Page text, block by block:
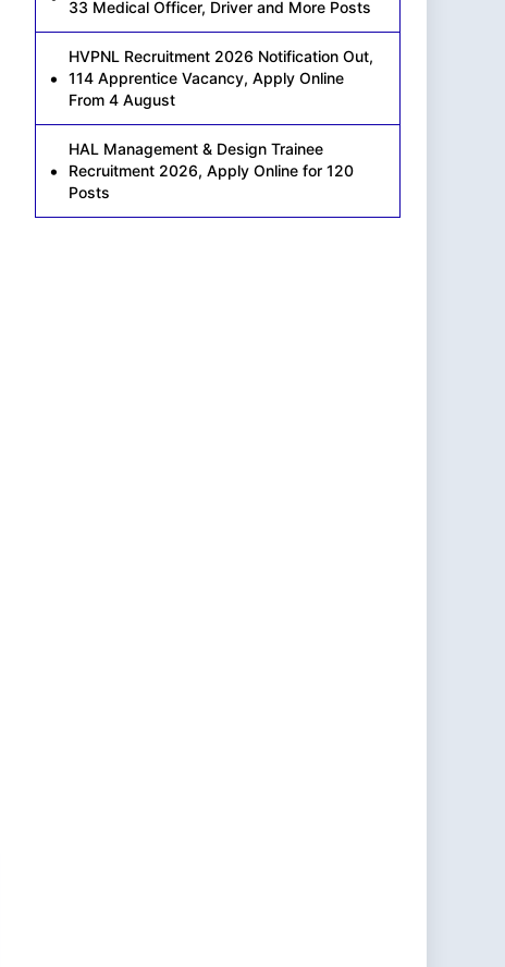
33 Medical Officer, Driver and More Posts
HVPNL Recruitment 2026 Notification Out,
114 Apprentice Vacancy, Apply Online
From 4 August
HAL Management & Design Trainee
Recruitment 2026, Apply Online for 120
Posts